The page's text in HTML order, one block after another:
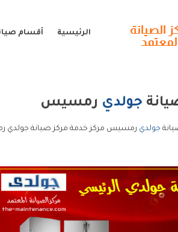
الرئيسية أقسام
جولدي رمسيس
جولدي رمسيس مركز خدمة مركز صيانة